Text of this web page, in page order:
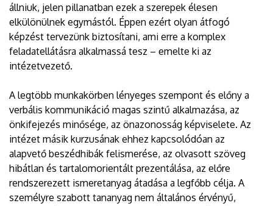
állniuk, jelen pillanatban ezek a szerepek élesen
elkülönülnek egymástól. Éppen ezért olyan átfogó
képzést tervezünk biztosítani, ami erre a komplex
feladatellátásra alkalmassá tesz – emelte ki az
intézetvezető.
A legtöbb munkakörben lényeges szempont és előny a
verbális kommunikáció magas szintű alkalmazása, az
önkifejezés minősége, az önazonosság képviselete. Az
intézet másik kurzusának ehhez kapcsolódóan az
alapvető beszédhibák felismerése, az olvasott szöveg
hibátlan és tartalomorientált prezentálása, az előre
rendszerezett ismeretanyag átadása a legfőbb célja. A
személyre szabott tananyag nem általános érvényű,